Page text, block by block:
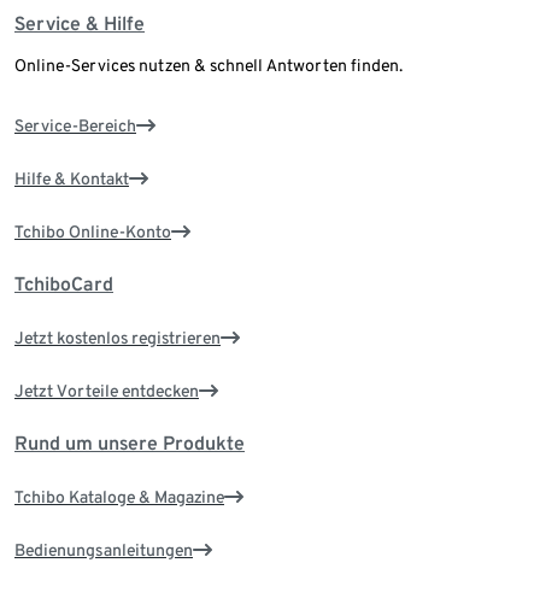
Service & Hilfe
Online-Services nutzen & schnell Antworten finden.
Service-Bereich
Hilfe & Kontakt
Tchibo Online-Konto
TchiboCard
Jetzt kostenlos registrieren
Jetzt Vorteile entdecken
Rund um unsere Produkte
Tchibo Kataloge & Magazine
Bedienungsanleitungen